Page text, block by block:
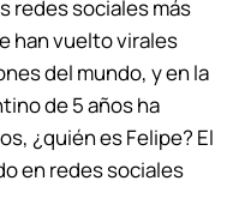
redes sociales más
han vuelto virales
del mundo, y en la
de 5 años ha
¿quién es Felipe? El
en redes sociales